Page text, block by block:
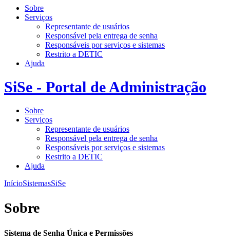
Sobre
Serviços
Representante de usuários
Responsável pela entrega de senha
Responsáveis por serviços e sistemas
Restrito a DETIC
Ajuda
SiSe - Portal de Administração
Sobre
Serviços
Representante de usuários
Responsável pela entrega de senha
Responsáveis por serviços e sistemas
Restrito a DETIC
Ajuda
InícioSistemasSiSe
Sobre
Sistema de Senha Única e Permissões